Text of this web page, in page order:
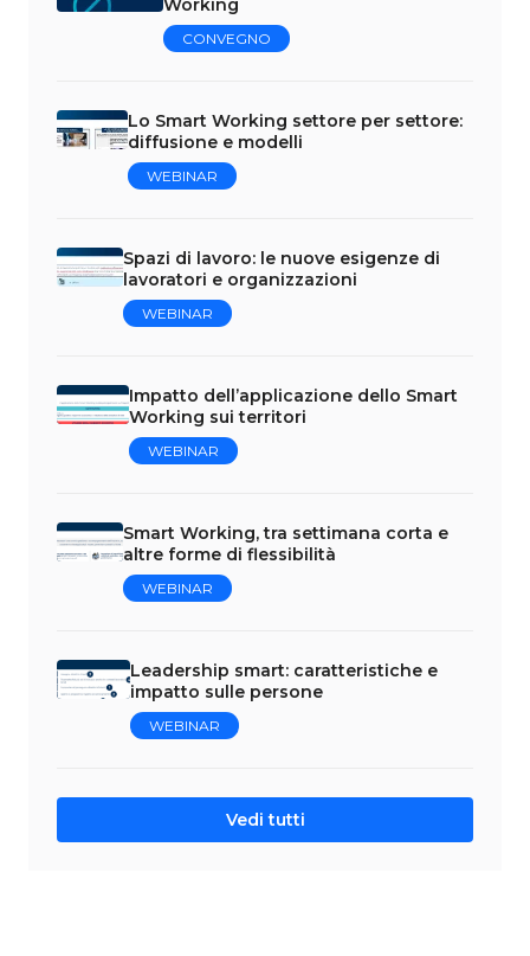
CONVEGNO
Lo Smart Working settore per settore:
diffusione e modelli
WEBINAR
Spazi di lavoro: le nuove esigenze di
lavoratori e organizzazioni
WEBINAR
Impatto dell’applicazione dello Smart
Working sui territori
WEBINAR
Smart Working, tra settimana corta e
altre forme di flessibilità
WEBINAR
Leadership smart: caratteristiche e
impatto sulle persone
WEBINAR
Vedi tutti